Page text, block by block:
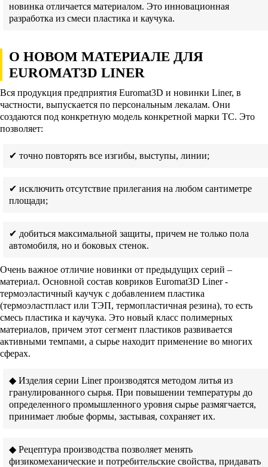
новинка отличается материалом. Это инновационная
разработка из смеси пластика и каучука.
О НОВОМ МАТЕРИАЛЕ ДЛЯ
EUROMAT3D LINER
Вся продукция предприятия Euromat3D и новинки Liner, в
частности, выпускается по персональным лекалам. Они
создаются под конкретную модель конкретной марки ТС. Это
позволяет:
✔ точно повторять все изгибы, выступы, линии;
✔ исключить отсутствие прилегания на любом сантиметре
площади;
✔ добиться максимальной защиты, причем не только пола
автомобиля, но и боковых стенок.
Очень важное отличие новинки от предыдущих серий –
материал. Основной состав ковриков Euromat3D Liner -
термоэластичный каучук с добавлением пластика
(термоэластпласт или ТЭП, термопластичная резина), то есть
смесь пластика и каучука. Это новый класс полимерных
материалов, причем этот сегмент пластиков развивается
активными темпами, а сырье находит применение во многих
сферах.
◆ Изделия серии Liner производятся методом литья из
гранулированного сырья. При повышении температуры до
определенного промышленного уровня сырье размягчается,
принимает любые формы, застывая, сохраняет их.
◆ Рецептура производства позволяет менять
физикомеханические и потребительские свойства, придавать